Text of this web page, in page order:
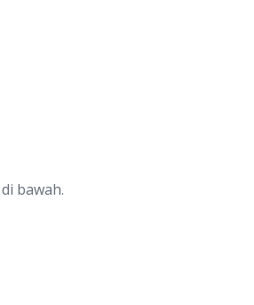
bawah.